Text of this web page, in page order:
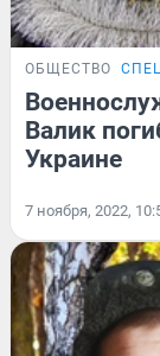
ОБЩЕСТВО
Валик
Украине
7 ноября, 2022,